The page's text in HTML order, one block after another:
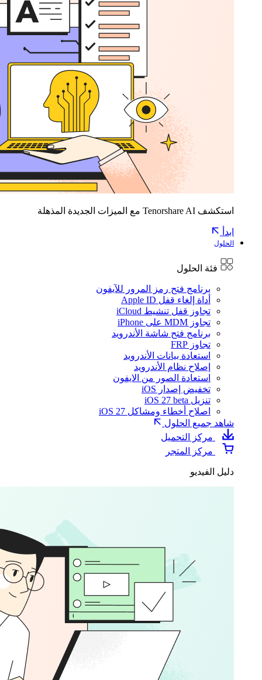
استكشف Tenorshare AI مع الميزات الجديدة المذهلة
ابدأ
الحلول
فئة الحلول
برنامج فتح رمز المرور للآيفون
أداة إلغاء قفل Apple ID
تجاوز قفل تنشيط iCloud
تجاوز MDM على iPhone
برنامج فتح شاشة الأندرويد
تجاوز FRP
استعادة بيانات الأندرويد
إصلاح نظام الأندرويد
استعادة الصور من الايفون
تخفيض إصدار iOS
تنزيل iOS 27 beta
اصلاح أخطاء ومشاكل iOS 27
شاهد جميع الحلول
مركز التحميل
مركز المتجر
دليل الفيديو